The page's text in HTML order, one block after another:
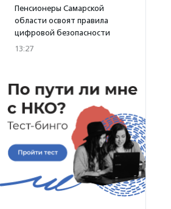
Пенсионеры Самарской
области освоят правила
цифровой безопасности
13:27